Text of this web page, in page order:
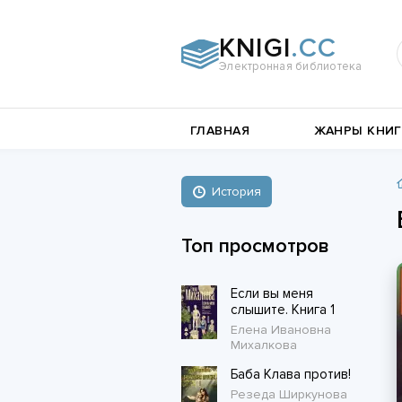
KNIGI.CC
Электронная библиотека
ГЛАВНАЯ ЖАНРЫ КНИГ
Книги о войне
Короткие любовные романы
История
Топ просмотров
Если вы меня
слышите. Книга 1
Елена Ивановна
Михалкова
Баба Клава против!
Резеда Ширкунова
Документальная